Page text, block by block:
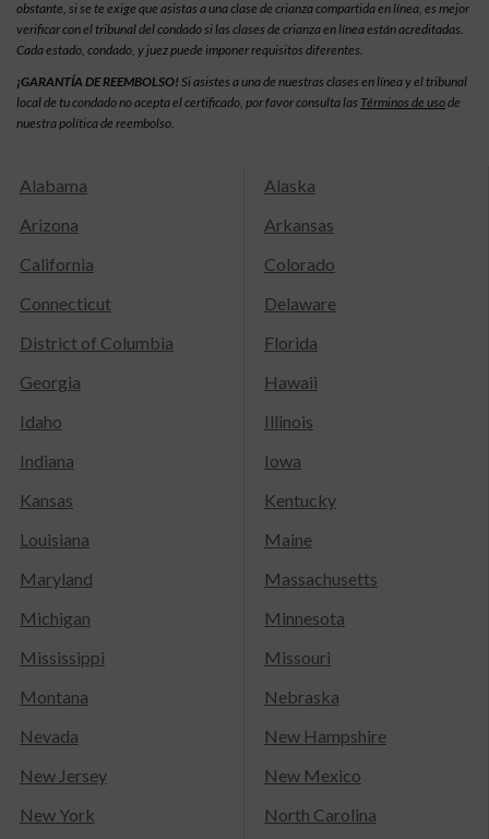
obstante, si se te exige que asistas a una clase de crianza compartida en línea, es mejor
verificar con el tribunal del condado si las clases de crianza en línea están acreditadas.
Cada estado, condado, y juez puede imponer requisitos diferentes.
¡GARANTÍA DE REEMBOLSO! Si asistes a una de nuestras clases en línea y el tribunal
local de tu condado no acepta el certificado, por favor consulta las Términos de usode
nuestra política de reembolso.
Alabama
Alaska
Arizona
Arkansas
California
Colorado
Connecticut
Delaware
District of Columbia
Florida
Georgia
Hawaii
Idaho
Illinois
Indiana
Iowa
Kansas
Kentucky
Louisiana
Maine
Maryland
Massachusetts
Michigan
Minnesota
Mississippi
Missouri
Montana
Nebraska
Nevada
New Hampshire
New Jersey
New Mexico
New York
North Carolina